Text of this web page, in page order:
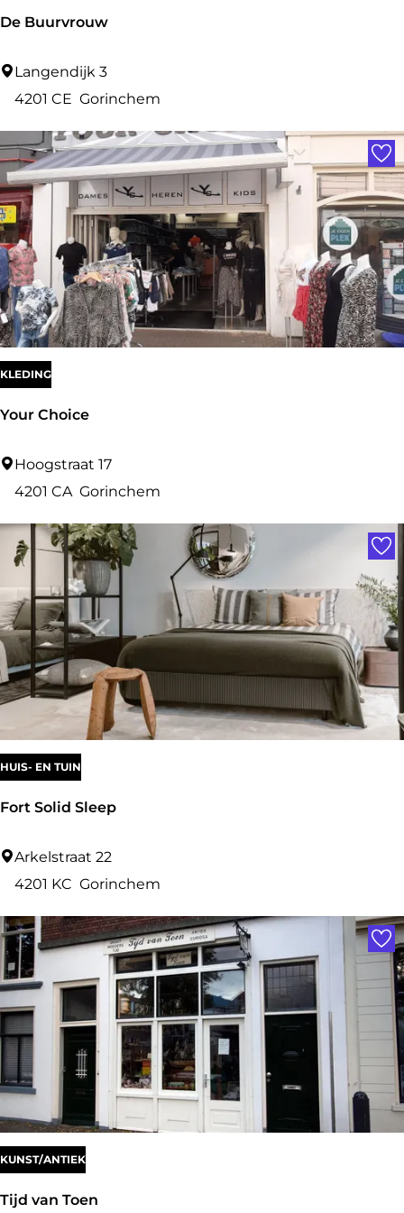
sDe Buurvrouw
D
u
u
r
v
r
o
u
w
Langendijk 3
4201 CE Gorinchem
Your Choice
Y
h
o
c
e
Hoogstraat 17
4201 CA Gorinchem
KLEDING
Fort Solid Sleep
F
t
S
o
l
i
d
S
l
e
p
Arkelstraat 22
4201 KC Gorinchem
HUIS- EN TUIN
Tijd van Toen
KUNST/ANTIEK